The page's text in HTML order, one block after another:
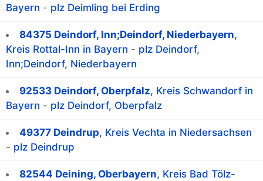
Bayern - plz Deimling bei Erding
84375 Deindorf, Inn;Deindorf, Niederbayern,
Kreis Rottal-Inn in Bayern - plz Deindorf,
Inn;Deindorf, Niederbayern
92533 Deindorf, Oberpfalz, Kreis Schwandorf in
Bayern - plz Deindorf, Oberpfalz
49377 Deindrup, Kreis Vechta in Niedersachsen
- plz Deindrup
82544 Deining, Oberbayern, Kreis Bad Tölz-